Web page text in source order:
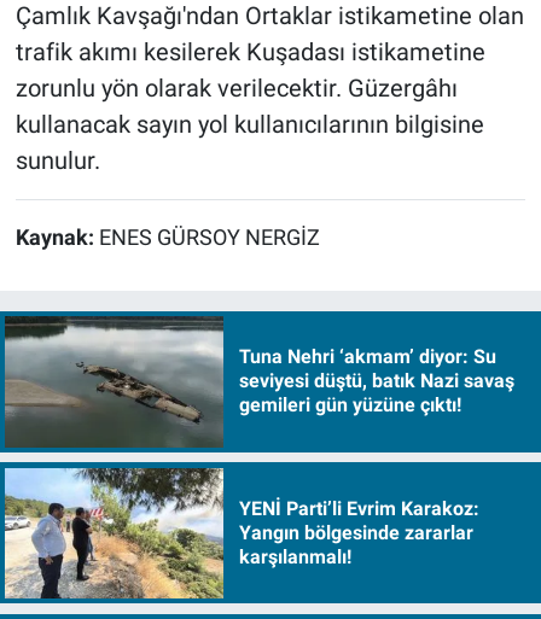
Çamlık Kavşağı'ndan Ortaklar istikametine olan
trafik akımı kesilerek Kuşadası istikametine
zorunlu yön olarak verilecektir. Güzergâhı
kullanacak sayın yol kullanıcılarının bilgisine
sunulur.
Kaynak: ENES GÜRSOY NERGİZ
Tuna Nehri ‘akmam’ diyor: Su
seviyesi düştü, batık Nazi savaş
gemileri gün yüzüne çıktı!
YENİ Parti’li Evrim Karakoz:
Yangın bölgesinde zararlar
karşılanmalı!